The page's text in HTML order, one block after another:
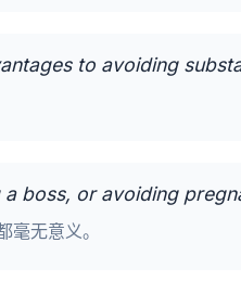
to avoiding
boss, or avoiding
无意义。